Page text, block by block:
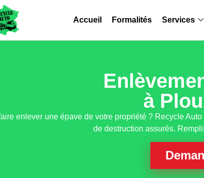
Accueil Formalités Services
à
enlever une épave de votre propriété ? Recycle
de destruction assurés.